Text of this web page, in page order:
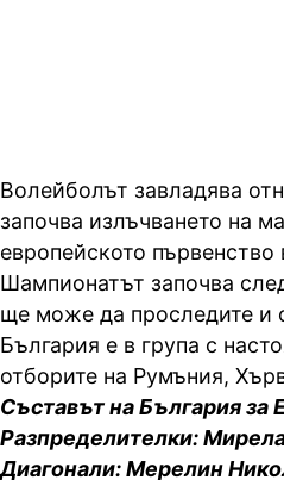
Волейболът завладява
започва излъчването на
европейското първенство
Шампионатът започва
ще може да проследите и
България е в група с
отборите на Румъния,
Съставът на България за
Разпределителки:
Диагонали: Мерелин